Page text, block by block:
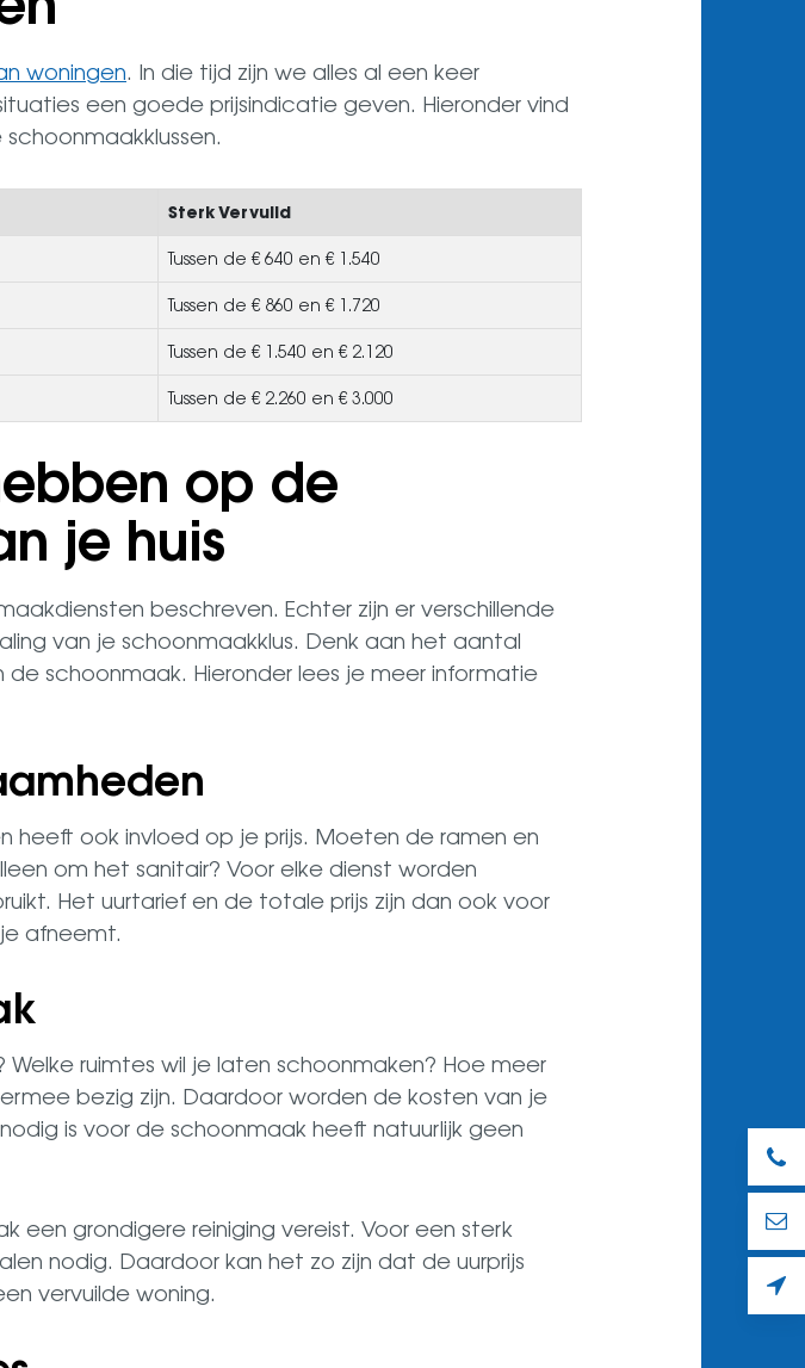
woningen. In die tijd zijn we alles al een keer
een goede prijsindicatie geven. Hieronder vind
Sterk Vervuild
Tussen de € 640 en € 1.540
Tussen de € 860 en € 1.720
Tussen de € 1.540 en € 2.120
Tussen de € 2.260 en € 3.000
op de
je huis
beschreven. Echter zijn er verschillende
van je schoonmaakklus. Denk aan het aantal
schoonmaak. Hieronder lees je meer informatie
heeft ook invloed op je prijs. Moeten de ramen en
om het sanitair? Voor elke dienst worden
Het uurtarief en de totale prijs zijn dan ook voor
afneemt.
ruimtes wil je laten schoonmaken? Hoe meer
bezig zijn. Daardoor worden de kosten van je
is voor de schoonmaak heeft natuurlijk geen
een grondigere reiniging vereist. Voor een sterk
nodig. Daardoor kan het zo zijn dat de uurprijs
vervuilde woning.